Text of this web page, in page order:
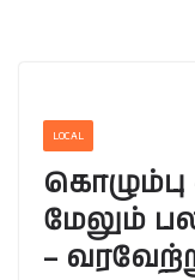
LOCAL
கொழும்பு
மேலும்
–